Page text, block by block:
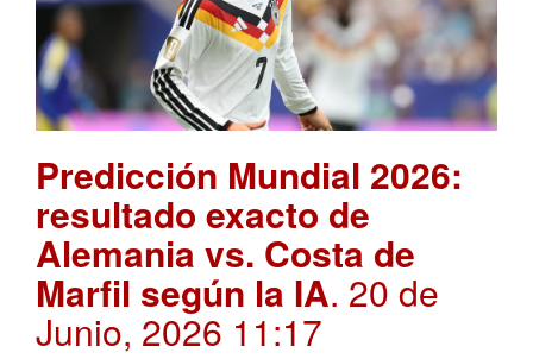
Predicción Mundial 2026:
resultado exacto de
Alemania vs. Costa de
Marfil según la IA. 20 de
Junio, 2026 11:17